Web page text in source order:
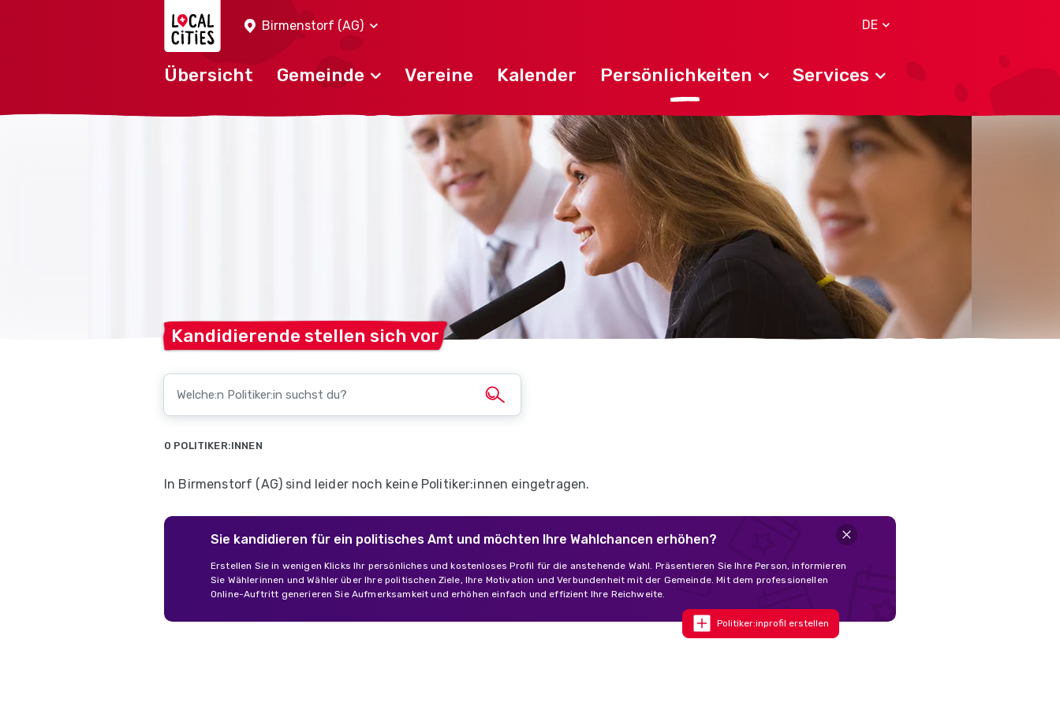
Birmenstorf (AG)
DE
Übersicht Gemeinde Vereine Kalender Persönlichkeiten Services
Kandidierende stellen sichvor
0 POLITIKER:INNEN
In Birmenstorf (AG) sind leider noch keine Politiker:innen eingetragen.
Sie kandidieren für ein politisches Amt und möchten Ihre Wahlchancen erhöhen?
Erstellen Sie in wenigen Klicks Ihr persönliches und kostenloses Profil für die anstehende Wahl. Präsentieren Sie Ihre Person, informieren
Sie Wählerinnen und Wähler über Ihre politischen Ziele, Ihre Motivation und Verbundenheit mit der Gemeinde. Mit dem professionellen
Online-Auftritt generieren Sie Aufmerksamkeit und erhöhen einfach und effizient Ihre Reichweite.
Politiker:inprofil erstellen